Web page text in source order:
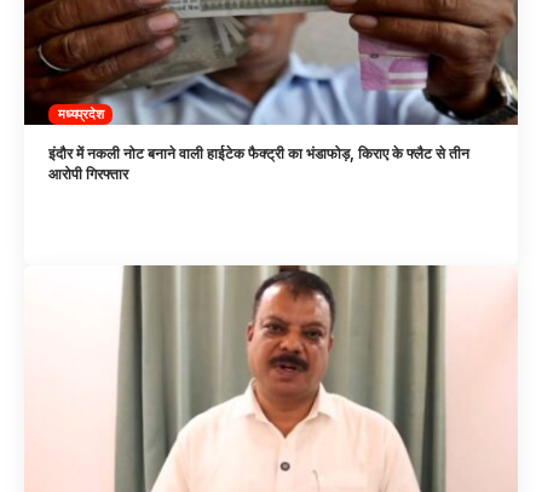
मध्यप्रदेश
इंदौर में नकली नोट बनाने वाली हाईटेक फैक्ट्री का भंडाफोड़, किराए के फ्लैट से तीन
आरोपी गिरफ्तार